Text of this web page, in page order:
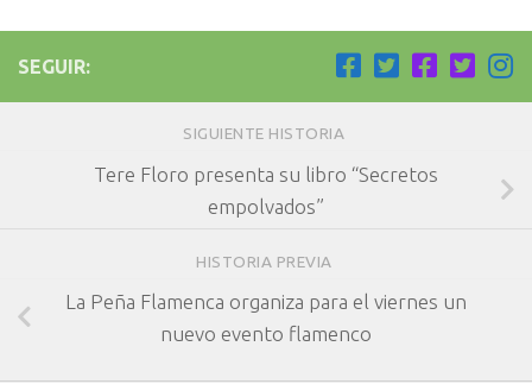
SEGUIR:
SIGUIENTE HISTORIA
Tere Floro presenta su libro “Secretos
empolvados”
HISTORIA PREVIA
La Peña Flamenca organiza para el viernes un
nuevo evento flamenco